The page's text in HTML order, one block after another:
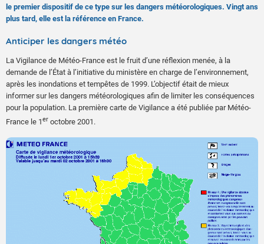
le premier dispositif de ce type sur les dangers météorologiques. Vingt ans
plus tard, elle est la référence en France.
Anticiper les dangers météo
La Vigilance de Météo-France est le fruit d’une réflexion menée, à la
demande de l’État à l’initiative du ministère en charge de l’environnement,
après les inondations et tempêtes de 1999. L’objectif était de mieux
informer sur les dangers météorologiques afin de limiter les conséquences
pour la population. La première carte de Vigilance a été publiée par Météo-
France le 1er octobre 2001.